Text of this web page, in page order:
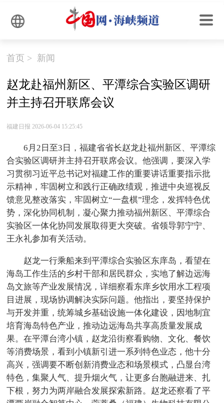
首页 > 新闻
赵龙赴福州新区、平潭综合实验区调研
并主持召开联席会议
福建日报 2026-06-04 15:25:45
6月2日至3日，福建省省长赵龙赴福州新区、平潭综
合实验区调研并主持召开联席会议。他强调，要深入学
习贯彻习近平总书记对福建工作的重要讲话重要指示批
示精神，牢固树立和践行正确政绩观，推进中央巡视反
馈意见整改落实，牢固树立“一盘棋”理念，发挥特色优
势，深化协同机制，凝心聚力推动福州新区、平潭综合
实验区一体化协同发展取得更大突破。省领导郭宁宁、
王永礼参加有关活动。
赵龙一行乘船来到平潭综合实验区东庠岛，看望在
海岛工作生活的乡村干部和居民群众，实地了解边远海
岛文旅等产业发展情况，详细察看东庠乡饮用水工程项
目进展，现场协调解决实际问题。他指出，要坚持保护
与开发并重，统筹城乡基础设施一体化建设，因地制宜
培育海岛特色产业，推动边远海岛共享高质量发展成
果。在平潭台湾小镇，赵龙沿街察看购物、文化、餐饮
等消费场景，看到小镇新引进一系列特色业态，他十分
高兴，强调要不断创新消费业态和场景模式，凸显台湾
特色，集聚人气、提升烟火气，让更多台胞融进来、扎
下根，努力为两岸融合发展探索新路。赵龙还察看了平